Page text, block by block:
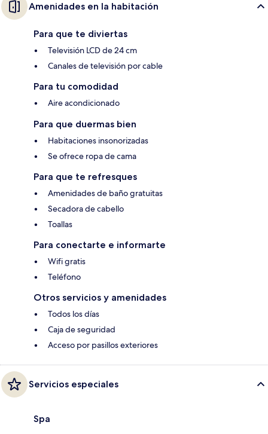
Amenidades en la habitación
Para que te diviertas
Televisión LCD de 24 cm
Canales de televisión por cable
Para tu comodidad
Aire acondicionado
Para que duermas bien
Habitaciones insonorizadas
Se ofrece ropa de cama
Para que te refresques
Amenidades de baño gratuitas
Secadora de cabello
Toallas
Para conectarte e informarte
Wifi gratis
Teléfono
Otros servicios y amenidades
Todos los días
Caja de seguridad
Acceso por pasillos exteriores
Servicios especiales
Spa